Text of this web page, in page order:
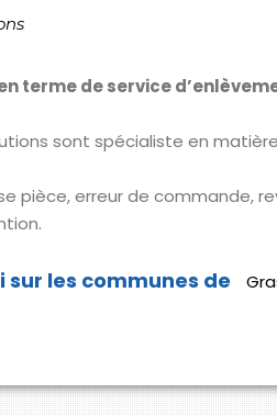
terme de service
sont spécialiste en matière
pièce, erreur de